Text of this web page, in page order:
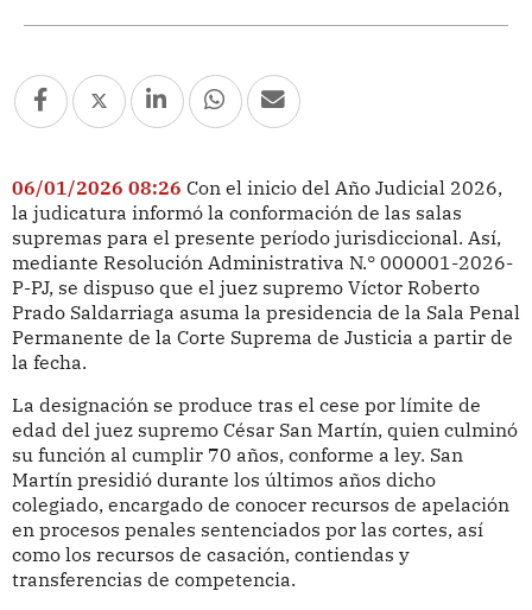
06/01/2026 08:26 Con el inicio del Año Judicial 2026,
la judicatura informó la conformación de las salas
supremas para el presente período jurisdiccional. Así,
mediante Resolución Administrativa N.° 000001-2026-
P-PJ, se dispuso que el juez supremo Víctor Roberto
Prado Saldarriaga asuma la presidencia de la Sala Penal
Permanente de la Corte Suprema de Justicia a partir de
la fecha.
La designación se produce tras el cese por límite de
edad del juez supremo César San Martín, quien culminó
su función al cumplir 70 años, conforme a ley. San
Martín presidió durante los últimos años dicho
colegiado, encargado de conocer recursos de apelación
en procesos penales sentenciados por las cortes, así
como los recursos de casación, contiendas y
transferencias de competencia.